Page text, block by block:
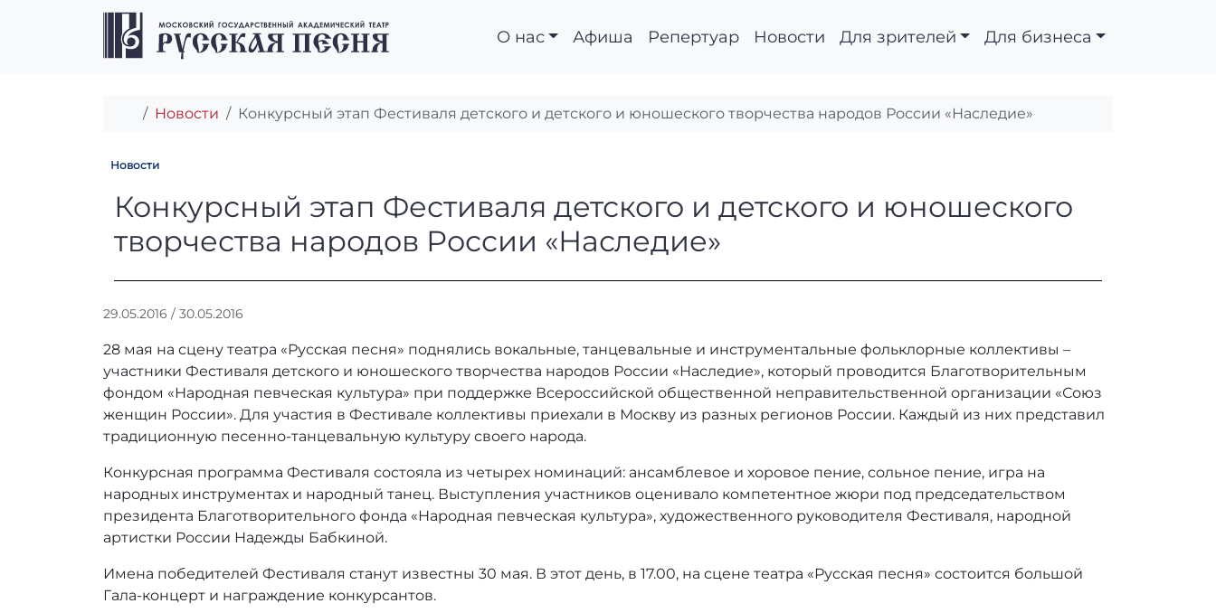
Перейти к содержимому
Перейти к футеру
О нас Афиша Репертуар Новости Для зрителей Для бизнеса
Главная
Новости Конкурсный этап Фестиваля детского и детского и юношеского творчества народов России «Наследие»
Новости
Конкурсный этап Фестиваля детского и детского и
Конкурсный этап Фестиваля детского и детского и юношеского
творчества народов России «Наследие»
29.05.2016 / 30.05.2016
т
о
р
:
r
a
d
m
i
28 мая на сцену театра «Русская песня» поднялись вокальные, танцевальные и инструментальные фольклорные коллективы –
участники Фестиваля детского и юношеского творчества народов России «Наследие», который проводится Благотворительным
фондом «Народная певческая культура» при поддержке Всероссийской общественной неправительственной организации «Союз
женщин России». Для участия в Фестивале коллективы приехали в Москву из разных регионов России. Каждый из них представил
традиционную песенно-танцевальную культуру своего народа.
Конкурсная программа Фестиваля состояла из четырех номинаций: ансамблевое и хоровое пение, сольное пение, игра на
народных инструментах и народный танец. Выступления участников оценивало компетентное жюри под председательством
президента Благотворительного фонда «Народная певческая культура», художественного руководителя Фестиваля, народной
артистки России Надежды Бабкиной.
Имена победителей Фестиваля станут известны 30 мая. В этот день, в 17.00, на сцене театра «Русская песня» состоится большой
Гала-концерт и награждение конкурсантов.